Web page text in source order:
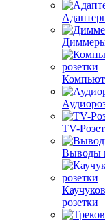
TV-
Выводы
розетки